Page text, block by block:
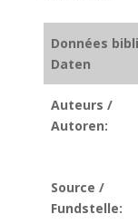
Données
Daten
Auteurs /
Autoren:
Source /
Fundstelle: